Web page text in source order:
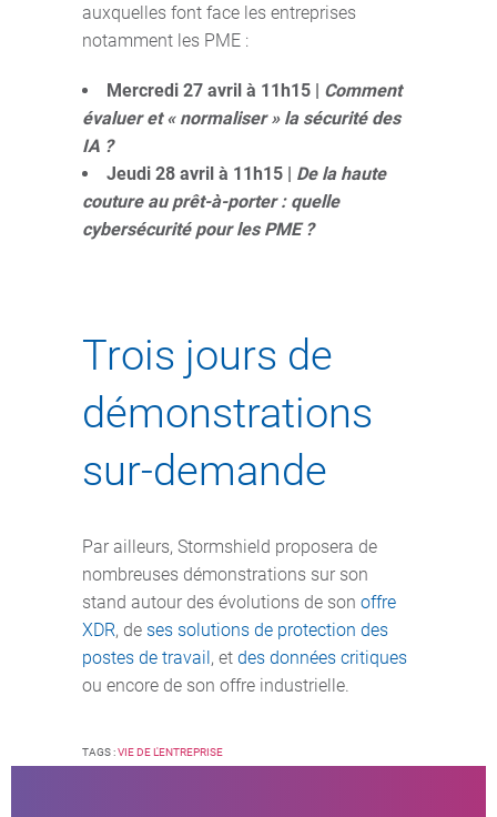
auxquelles font face les entreprises
notamment les PME :
Mercredi 27 avril à 11h15 | Comment
évaluer et « normaliser » la sécurité des
IA ?
Jeudi 28 avril à 11h15 | De la haute
couture au prêt-à-porter : quelle
cybersécurité pour les PME ?
Trois jours de
démonstrations
sur-demande
Par ailleurs, Stormshield proposera de
nombreuses démonstrations sur son
stand autour des évolutions de son offre
XDR, de ses solutions de protection des
postes de travail, et des données critiques
ou encore de son offre industrielle.
TAGS :VIE DE L'ENTREPRISE